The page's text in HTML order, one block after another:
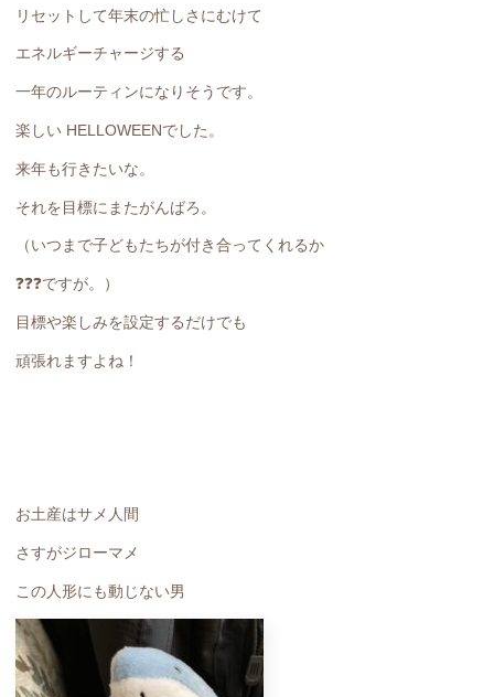
リセットして年末の忙しさにむけて
エネルギーチャージする
一年のルーティンになりそうです。
楽しい HELLOWEENでした。
来年も行きたいな。
それを目標にまたがんばろ。
（いつまで子どもたちが付き合ってくれるか
❓❓❓ですが。）
目標や楽しみを設定するだけでも
頑張れますよね！
お土産はサメ人間
さすがジローマメ
この人形にも動じない男